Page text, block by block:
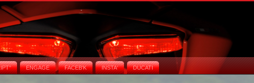
ENGAGE FACEB'K INSTA‘ DUCATI